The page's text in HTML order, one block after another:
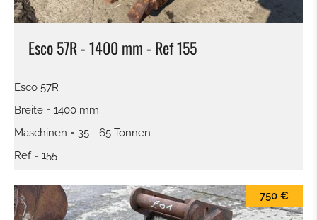
Esco 57R - 1400 mm - Ref 155
Esco 57R
Breite = 1400 mm
Maschinen = 35 - 65 Tonnen
Ref = 155
750 €